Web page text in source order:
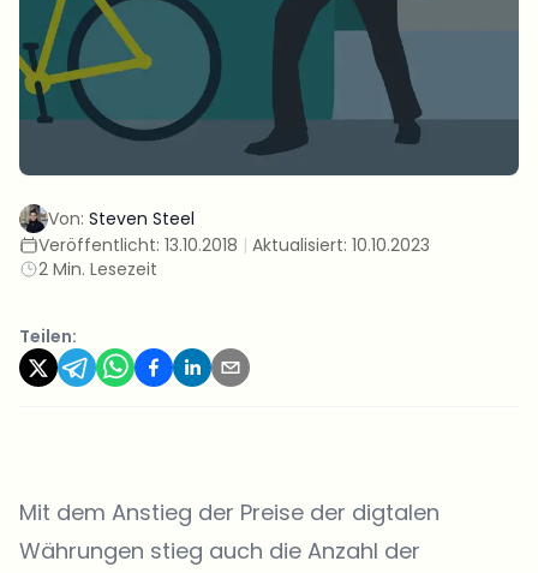
Von: Steven Steel
Veröffentlicht: 13.10.2018 | Aktualisiert: 10.10.2023
2 Min. Lesezeit
Teilen:
Mit dem Anstieg der Preise der digtalen
Währungen stieg auch die Anzahl der